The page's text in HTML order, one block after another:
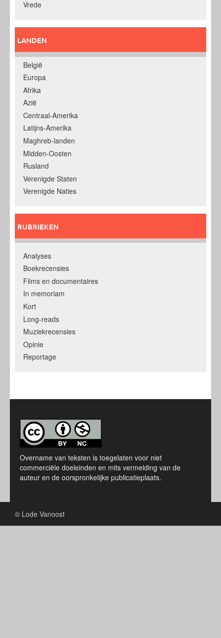
Vrede
LANDEN
België
Europa
Afrika
Azië
Centraal-Amerika
Latijns-Amerika
Maghreb-landen
Midden-Oosten
Rusland
Verenigde Staten
Verenigde Naties
RUBRIEKEN
Analyses
Boekrecensies
Films en documentaires
In memoriam
Kort
Long-reads
Muziekrecensies
Opinie
Reportage
Overname van teksten is toegelaten voor niet
commerciële doeleinden en mits vermelding van de
auteur en de oorspronkelijke publicatieplaats.
© Lode Vanoost